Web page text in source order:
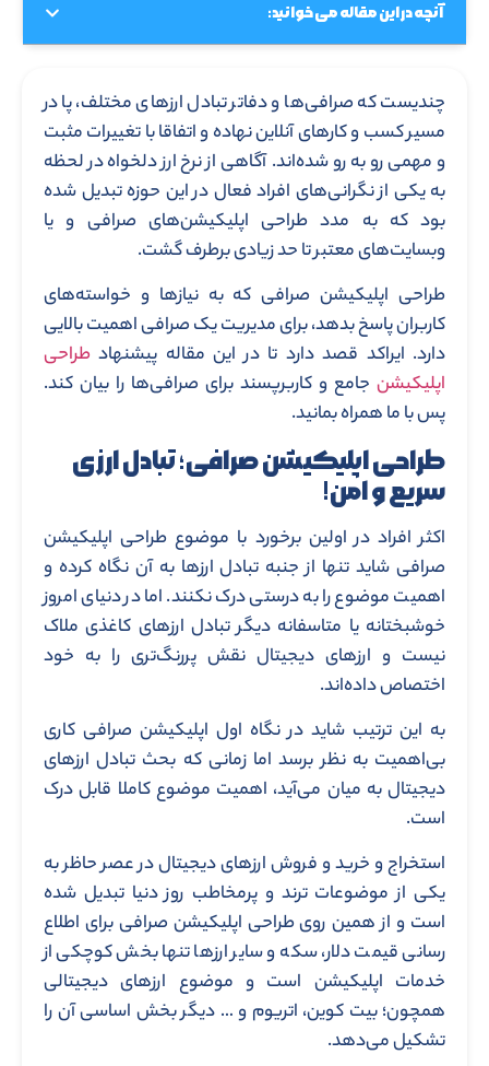
آنچه در این مقاله می خوانید:
چندیست که صرافی‌ها و دفاتر تبادل ارزهای مختلف، پا در
مسیر کسب و کارهای آنلاین نهاده‌ و اتفاقا با تغییرات مثبت
و مهمی رو به رو شده‌اند. آگاهی از نرخ ارز دلخواه در لحظه
به یکی از نگرانی‌های افراد فعال در این حوزه تبدیل شده
بود که به مدد طراحی اپلیکیشن‌های صرافی و یا
وبسایت‌های معتبر تا حد زیادی برطرف گشت.
طراحی اپلیکیشن صرافی که به نیازها و خواسته‌های
کاربران پاسخ بدهد، برای مدیریت یک صرافی اهمیت بالایی
دارد. ایراکد قصد دارد تا در این مقاله پیشنهاد طراحی
اپلیکیشن جامع و کاربرپسند برای صرافی‌ها را بیان کند.
پس با ما همراه بمانید.
طراحی اپلیکیشن صرافی؛ تبادل ارزی
سریع و امن!
اکثر افراد در اولین برخورد با موضوع طراحی اپلیکیشن
صرافی شاید تنها از جنبه تبادل ارزها به آن نگاه کرده و
اهمیت موضوع را به درستی درک نکنند. اما در دنیای امروز
خوشبختانه یا متاسفانه دیگر تبادل ارزهای کاغذی ملاک
نیست و ارزهای دیجیتال نقش پررنگ‌تری را به خود
اختصاص داده‌اند.
به این ترتیب شاید در نگاه اول اپلیکیشن صرافی کاری
بی‌اهمیت به نظر برسد اما زمانی که بحث تبادل ارزهای
دیجیتال به میان می‌آید، اهمیت موضوع کاملا قابل درک
است.
استخراج و خرید و فروش ارزهای دیجیتال در عصر حاظر به
یکی از موضوعات ترند و پرمخاطب روز دنیا تبدیل شده
است و از همین روی طراحی اپلیکیشن صرافی برای اطلاع
رسانی قیمت دلار، سکه و سایر ارزها تنها بخش کوچکی از
خدمات اپلیکیشن است و موضوع ارزهای دیجیتالی
همچون؛ بیت کوین، اتریوم و … دیگر بخش اساسی آن را
تشکیل می‌دهد.